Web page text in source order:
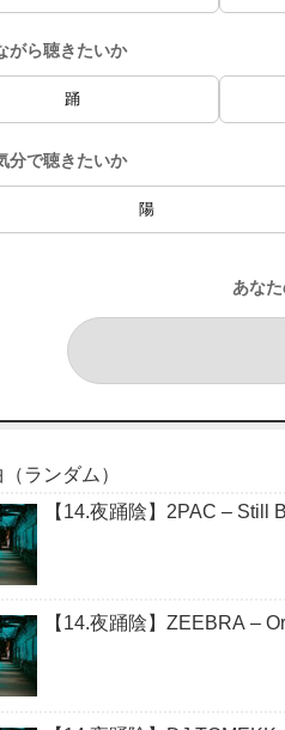
がら聴きたいか
踊
分で聴きたいか
陽
あな
ランダム）
【14.夜踊陰】2PAC – Still
【14.夜踊陰】ZEEBRA –